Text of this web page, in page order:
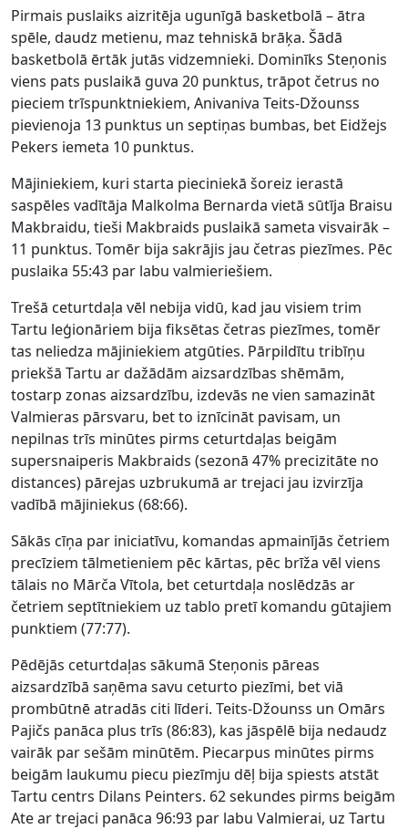
Pirmais puslaiks aizritēja ugunīgā basketbolā – ātra
spēle, daudz metienu, maz tehniskā brāķa. Šādā
basketbolā ērtāk jutās vidzemnieki. Dominīks Steņonis
viens pats puslaikā guva 20 punktus, trāpot četrus no
pieciem trīspunktniekiem, Anivaniva Teits-Džounss
pievienoja 13 punktus un septiņas bumbas, bet Eidžejs
Pekers iemeta 10 punktus.
Mājiniekiem, kuri starta pieciniekā šoreiz ierastā
saspēles vadītāja Malkolma Bernarda vietā sūtīja Braisu
Makbraidu, tieši Makbraids puslaikā sameta visvairāk –
11 punktus. Tomēr bija sakrājis jau četras piezīmes. Pēc
puslaika 55:43 par labu valmieriešiem.
Trešā ceturtdaļa vēl nebija vidū, kad jau visiem trim
Tartu leģionāriem bija fiksētas četras piezīmes, tomēr
tas neliedza mājiniekiem atgūties. Pārpildītu tribīņu
priekšā Tartu ar dažādām aizsardzības shēmām,
tostarp zonas aizsardzību, izdevās ne vien samazināt
Valmieras pārsvaru, bet to iznīcināt pavisam, un
nepilnas trīs minūtes pirms ceturtdaļas beigām
supersnaiperis Makbraids (sezonā 47% precizitāte no
distances) pārejas uzbrukumā ar trejaci jau izvirzīja
vadībā mājiniekus (68:66).
Sākās cīņa par iniciatīvu, komandas apmainījās četriem
precīziem tālmetieniem pēc kārtas, pēc brīža vēl viens
tālais no Mārča Vītola, bet ceturtdaļa noslēdzās ar
četriem septītniekiem uz tablo pretī komandu gūtajiem
punktiem (77:77).
Pēdējās ceturtdaļas sākumā Steņonis pāreas
aizsardzībā saņēma savu ceturto piezīmi, bet viā
prombūtnē atradās citi līderi. Teits-Džounss un Omārs
Pajičs panāca plus trīs (86:83), kas jāspēlē bija nedaudz
vairāk par sešām minūtēm. Piecarpus minūtes pirms
beigām laukumu piecu piezīmju dēļ bija spiests atstāt
Tartu centrs Dilans Peinters. 62 sekundes pirms beigām
Ate ar trejaci panāca 96:93 par labu Valmierai, uz Tartu